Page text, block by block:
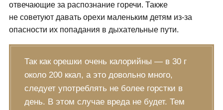
отвечающие за распознание горечи. Также
не советуют давать орехи маленьким детям из-за
опасности их попадания в дыхательные пути.
Так как орешки очень калорийны — в 30 г
около 200 ккал, а это довольно много,
следует употреблять не более горстки в
день. В этом случае вреда не будет. Тем